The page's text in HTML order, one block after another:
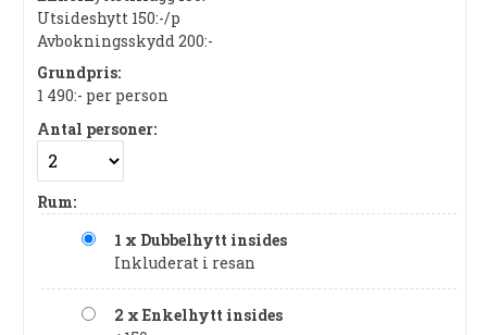
Utsideshytt 150:-/p
Avbokningsskydd 200:-
Grundpris:
1 490:- per person
Antal personer:
Rum:
1 x Dubbelhytt insides
Inkluderat i resan
2 x Enkelhytt insides